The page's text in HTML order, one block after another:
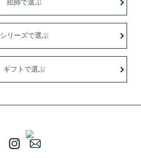
絵師で選ぶ
シリーズで選ぶ
ギフトで選ぶ